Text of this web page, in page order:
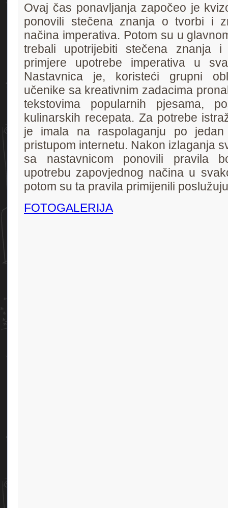
Ovaj čas ponavljanja započeo je
ponovili stečena znanja o tvorbi i
načina imperativa. Potom su u
trebali upotrijebiti stečena znanja i
primjere upotrebe imperativa u
Nastavnica je, koristeći grupni
učenike sa kreativnim zadacima
tekstovima popularnih pjesama,
kulinarskih recepata. Za potrebe
je imala na raspolaganju po
pristupom internetu. Nakon izlaganja
sa nastavnicom ponovili pravila
upotrebu zapovjednog načina u
potom su ta pravila primijenili
FOTOGALERIJA